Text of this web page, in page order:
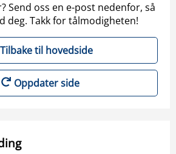
Send oss en e-post nedenfor, så
deg. Takk for tålmodigheten!
Tilbake til hovedside
Oppdater side